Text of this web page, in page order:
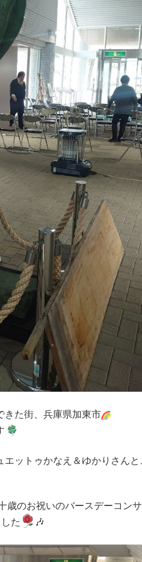
きた街、兵庫県加東市
ットゥかなえ＆ゆかりさんと
のお祝いのバースデーコンサ
た
🎶